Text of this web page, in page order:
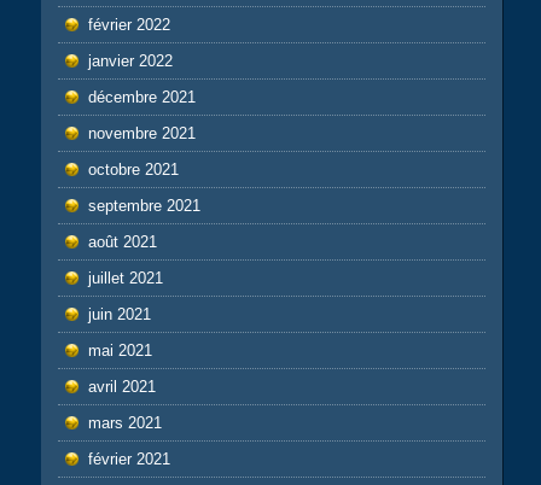
février 2022
janvier 2022
décembre 2021
novembre 2021
octobre 2021
septembre 2021
août 2021
juillet 2021
juin 2021
mai 2021
avril 2021
mars 2021
février 2021